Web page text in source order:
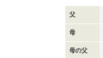
父
母
母の父